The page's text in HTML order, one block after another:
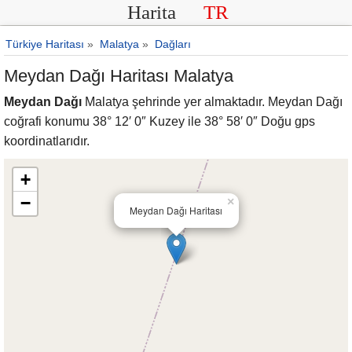
Harita TR
Türkiye Haritası » Malatya » Dağları
Meydan Dağı Haritası Malatya
Meydan Dağı Malatya şehrinde yer almaktadır. Meydan Dağı
coğrafi konumu 38° 12′ 0″ Kuzey ile 38° 58′ 0″ Doğu gps
koordinatlarıdır.
Meydan Dağı Haritası
×
+
−